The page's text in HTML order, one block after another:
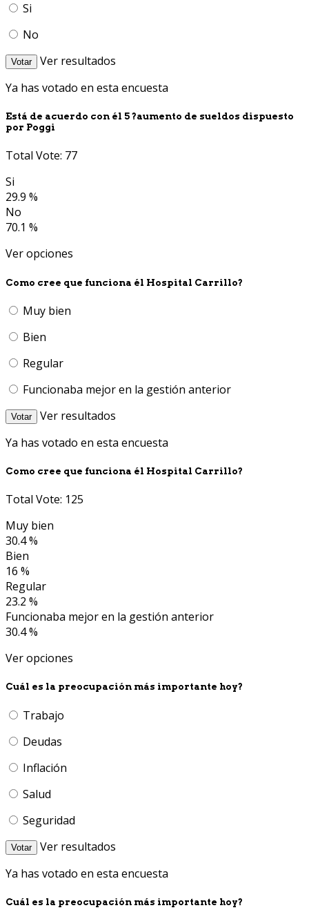
Si
No
Votar
Ver resultados
Ya has votado en esta encuesta
Está de acuerdo con él 5 ?aumento de sueldos dispuesto
por Poggi
Total Vote: 77
Si
29.9 %
No
70.1 %
Ver opciones
Como cree que funciona él Hospital Carrillo?
Muy bien
Bien
Regular
Funcionaba mejor en la gestión anterior
Votar
Ver resultados
Ya has votado en esta encuesta
Como cree que funciona él Hospital Carrillo?
Total Vote: 125
Muy bien
30.4 %
Bien
16 %
Regular
23.2 %
Funcionaba mejor en la gestión anterior
30.4 %
Ver opciones
Cuál es la preocupación más importante hoy?
Trabajo
Deudas
Inflación
Salud
Seguridad
Votar
Ver resultados
Ya has votado en esta encuesta
Cuál es la preocupación más importante hoy?